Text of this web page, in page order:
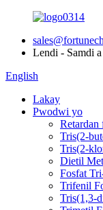
Lendi - Samdi
English
Lakay
Pwodwi yo
Retardan
Tris(2-
Tris(2-
Dietil
Fosfat
Trifenil
Tris(1,3-